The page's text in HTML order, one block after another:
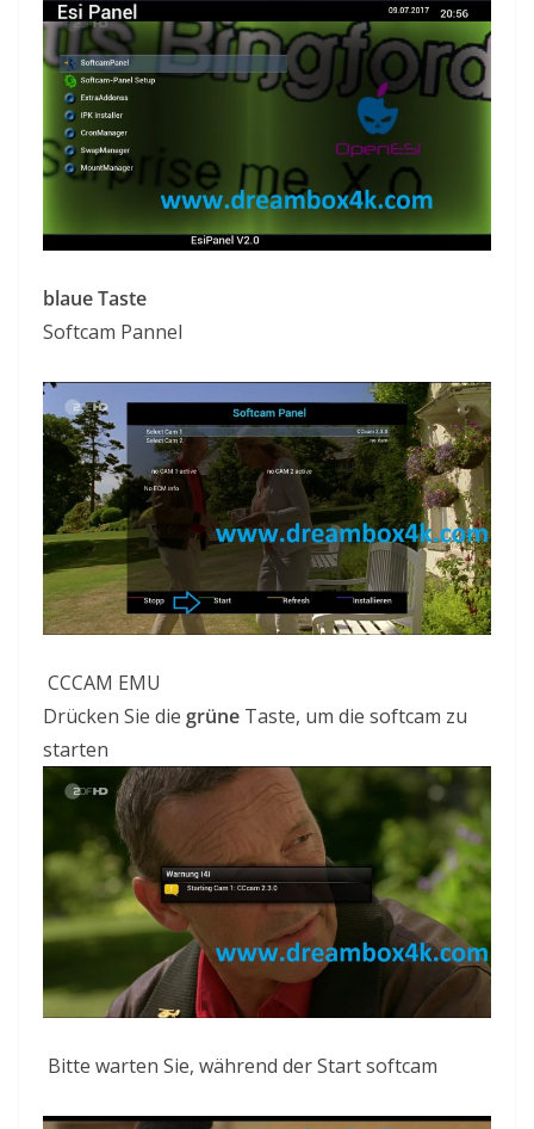
blaue Taste
Softcam Pannel
CCCAM EMU
Drücken Sie die grüne Taste, um die softcam zu
starten
Bitte warten Sie, während der Startsoftcam